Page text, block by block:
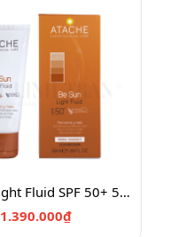
ATACHE Light Fluid SPF 50+ 50ml/Sữa chống nắng đa tác động
1.390.000₫